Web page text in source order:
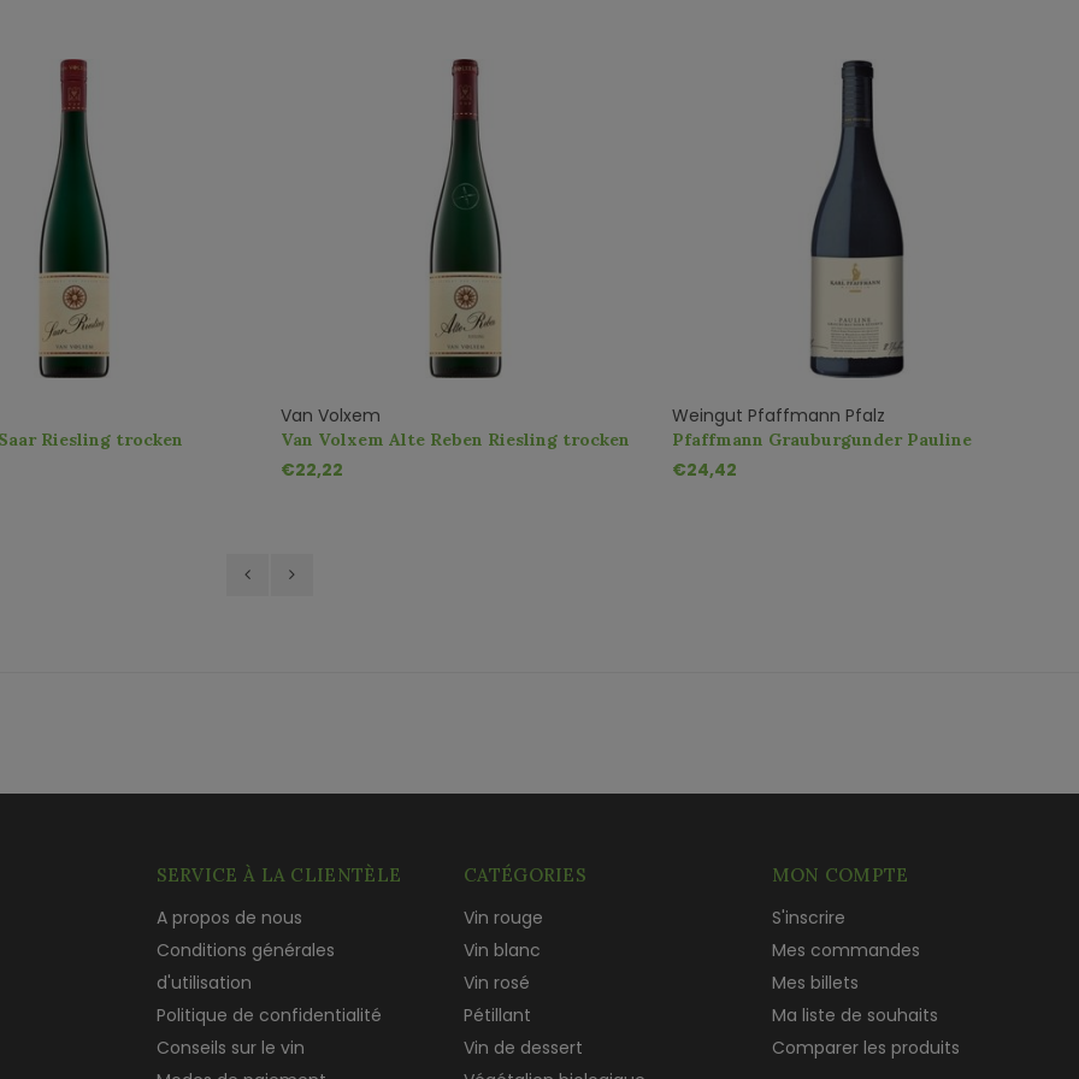
Riesling trocken
Van Volxem
Van Volxem Alte Reben Riesling trocken
€22,22
Weingut Pfaffmann Pfalz
Pfaffmann Grauburgunder Pauline
Reserve QbA trocken
€24,42
SERVICE À LA CLIENTÈLE
A propos de nous
Conditions générales
d'utilisation
Politique de confidentialité
Conseils sur le vin
CATÉGORIES
Vin rouge
Vin blanc
Vin rosé
Pétillant
Vin de dessert
MON COMPTE
S'inscrire
Mes commandes
Mes billets
Ma liste de souhaits
Comparer les produits